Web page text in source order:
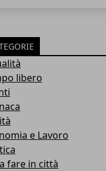
libero
e Lavoro
fare in città